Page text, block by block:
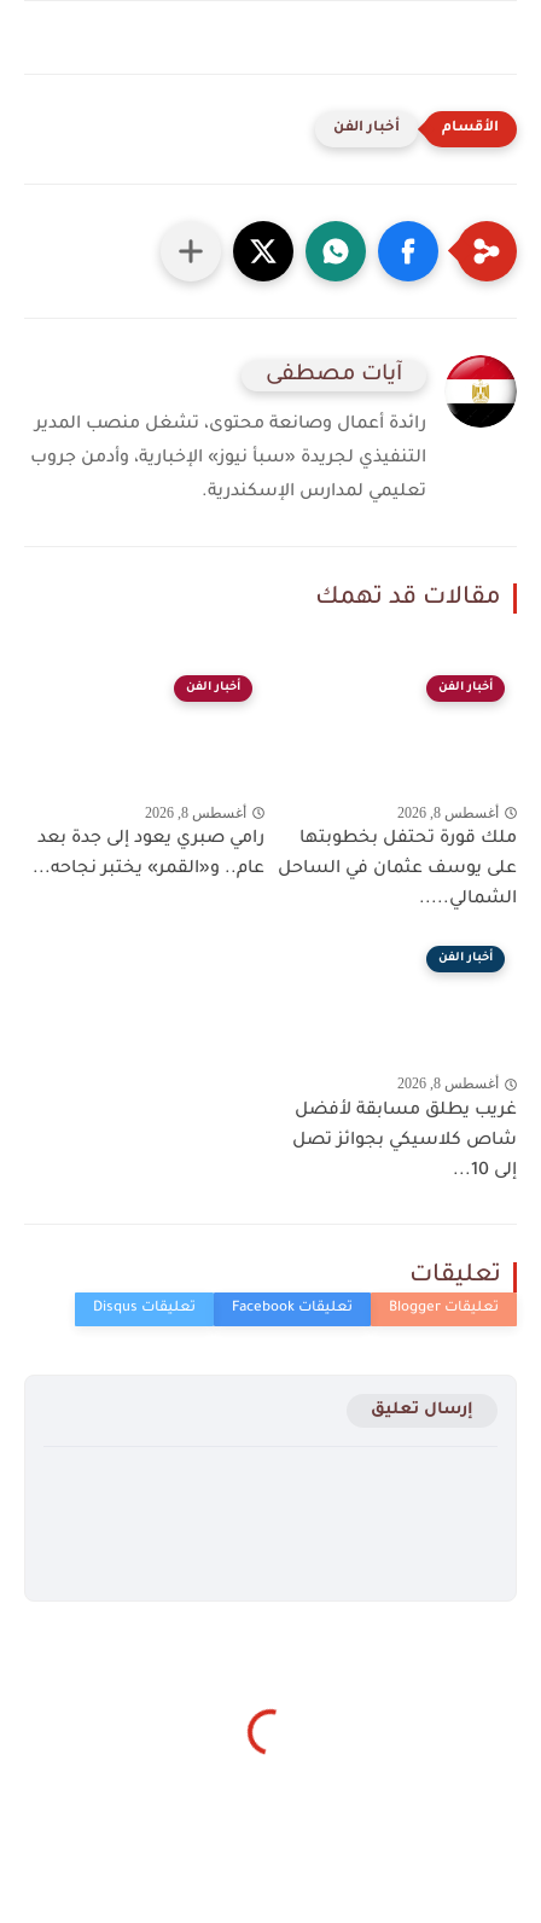
أخبار الفن
آيات مصطفى
رائدة أعمال وصانعة محتوى، تشغل منصب المدير
التنفيذي لجريدة «سبأ نيوز» الإخبارية، وأدمن جروب
تعليمي لمدارس الإسكندرية.
مقالات قد تهمك
أخبار الفن
أغسطس 8, 2026
ملك قورة تحتفل بخطوبتها
على يوسف عثمان في الساحل
الشمالي.....
أخبار الفن
أغسطس 8, 2026
رامي صبري يعود إلى جدة بعد
عام.. و«القمر» يختبر نجاحه...
أخبار الفن
أغسطس 8, 2026
غريب يطلق مسابقة لأفضل
شاص كلاسيكي بجوائز تصل
إلى 10...
تعليقات
إرسال تعليق